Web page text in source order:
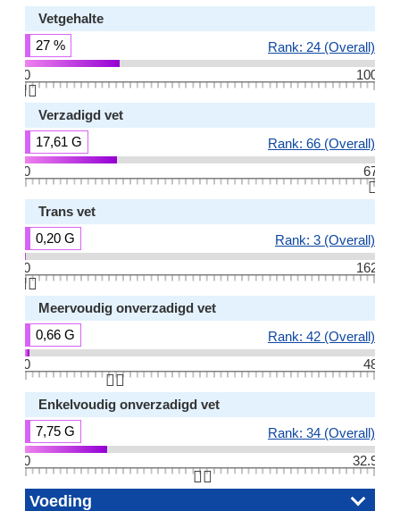
Vetgehalte
27 %
Rank: 24 (Overall)
0
100
👆🏻
Verzadigd vet
17,61 G
Rank: 66 (Overall)
0
67
👆🏻
Trans vet
0,20 G
Rank: 3 (Overall)
0
162
👆🏻
Meervoudig onverzadigd vet
0,66 G
Rank: 42 (Overall)
0
48
👆🏻
Enkelvoudig onverzadigd vet
7,75 G
Rank: 34 (Overall)
0
32.9
👆🏻
Voeding